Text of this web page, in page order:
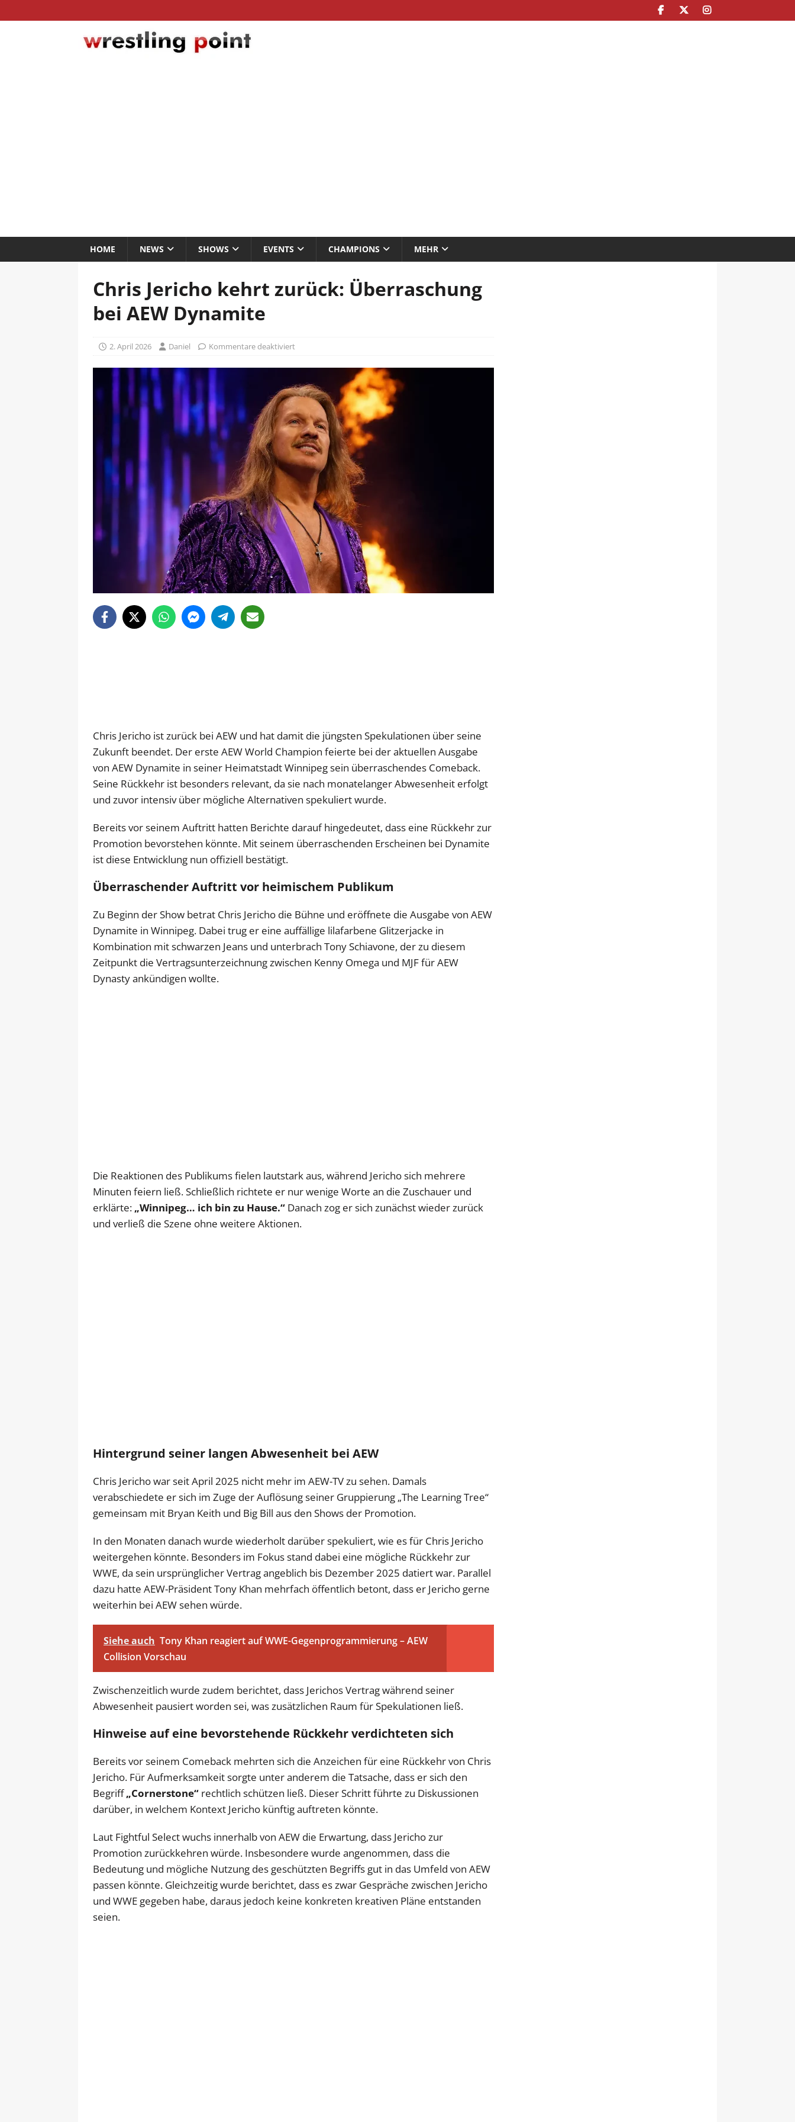
HOME NEWS SHOWS EVENTS CHAMPIONS MEHR
Chris Jericho kehrt zurück: Überraschung
bei AEW Dynamite
2. April 2026 Daniel Kommentare deaktiviert
Chris Jericho ist zurück bei AEW und hat damit die jüngsten Spekulationen über seine
Zukunft beendet. Der erste AEW World Champion feierte bei der aktuellen Ausgabe
von AEW Dynamite in seiner Heimatstadt Winnipeg sein überraschendes Comeback.
Seine Rückkehr ist besonders relevant, da sie nach monatelanger Abwesenheit erfolgt
und zuvor intensiv über mögliche Alternativen spekuliert wurde.
Bereits vor seinem Auftritt hatten Berichte darauf hingedeutet, dass eine Rückkehr zur
Promotion bevorstehen könnte. Mit seinem überraschenden Erscheinen bei Dynamite
ist diese Entwicklung nun offiziell bestätigt.
Überraschender Auftritt vor heimischem Publikum
Zu Beginn der Show betrat Chris Jericho die Bühne und eröffnete die Ausgabe von AEW
Dynamite in Winnipeg. Dabei trug er eine auffällige lilafarbene Glitzerjacke in
Kombination mit schwarzen Jeans und unterbrach Tony Schiavone, der zu diesem
Zeitpunkt die Vertragsunterzeichnung zwischen Kenny Omega und MJF für AEW
Dynasty ankündigen wollte.
Die Reaktionen des Publikums fielen lautstark aus, während Jericho sich mehrere
Minuten feiern ließ. Schließlich richtete er nur wenige Worte an die Zuschauer und
erklärte: „Winnipeg… ich bin zu Hause.“ Danach zog er sich zunächst wieder zurück
und verließ die Szene ohne weitere Aktionen.
Hintergrund seiner langen Abwesenheit bei AEW
Chris Jericho war seit April 2025 nicht mehr im AEW-TV zu sehen. Damals
verabschiedete er sich im Zuge der Auflösung seiner Gruppierung „The Learning Tree“
gemeinsam mit Bryan Keith und Big Bill aus den Shows der Promotion.
In den Monaten danach wurde wiederholt darüber spekuliert, wie es für Chris Jericho
weitergehen könnte. Besonders im Fokus stand dabei eine mögliche Rückkehr zur
WWE, da sein ursprünglicher Vertrag angeblich bis Dezember 2025 datiert war. Parallel
dazu hatte AEW-Präsident Tony Khan mehrfach öffentlich betont, dass er Jericho gerne
weiterhin bei AEW sehen würde.
Siehe auch Tony Khan reagiert auf WWE-Gegenprogrammierung – AEW
Collision Vorschau
Zwischenzeitlich wurde zudem berichtet, dass Jerichos Vertrag während seiner
Abwesenheit pausiert worden sei, was zusätzlichen Raum für Spekulationen ließ.
Hinweise auf eine bevorstehende Rückkehr verdichteten sich
Bereits vor seinem Comeback mehrten sich die Anzeichen für eine Rückkehr von Chris
Jericho. Für Aufmerksamkeit sorgte unter anderem die Tatsache, dass er sich den
Begriff„Cornerstone“ rechtlich schützen ließ. Dieser Schritt führte zu Diskussionen
darüber, in welchem Kontext Jericho künftig auftreten könnte.
Laut Fightful Select wuchs innerhalb von AEW die Erwartung, dass Jericho zur
Promotion zurückkehren würde. Insbesondere wurde angenommen, dass die
Bedeutung und mögliche Nutzung des geschützten Begriffs gut in das Umfeld von AEW
passen könnte. Gleichzeitig wurde berichtet, dass es zwar Gespräche zwischen Jericho
und WWE gegeben habe, daraus jedoch keine konkreten kreativen Pläne entstanden
seien.